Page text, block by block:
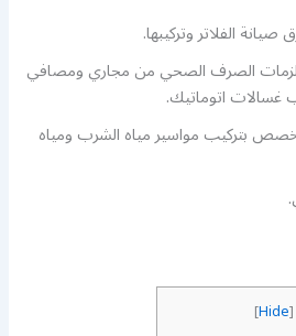
الفلاتر وتركيبها.
الصرف الصحي من مجاري ومصافي
غسالات اتوماتيك.
بتركيب مواسير مياه الشرب ومياه
[
Hide
]